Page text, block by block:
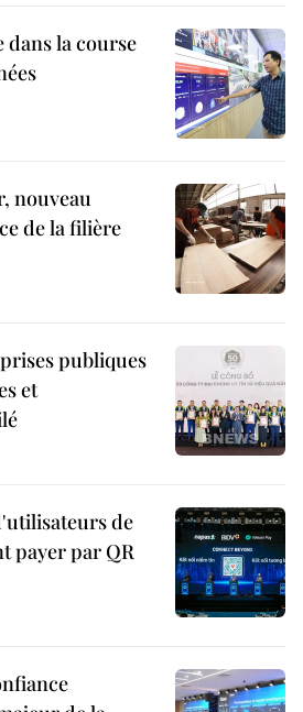
dans la course
nouveau
de la filière
publiques
et
de
payer par QR